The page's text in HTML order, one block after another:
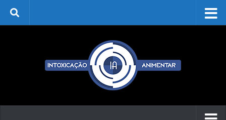
Skip to content